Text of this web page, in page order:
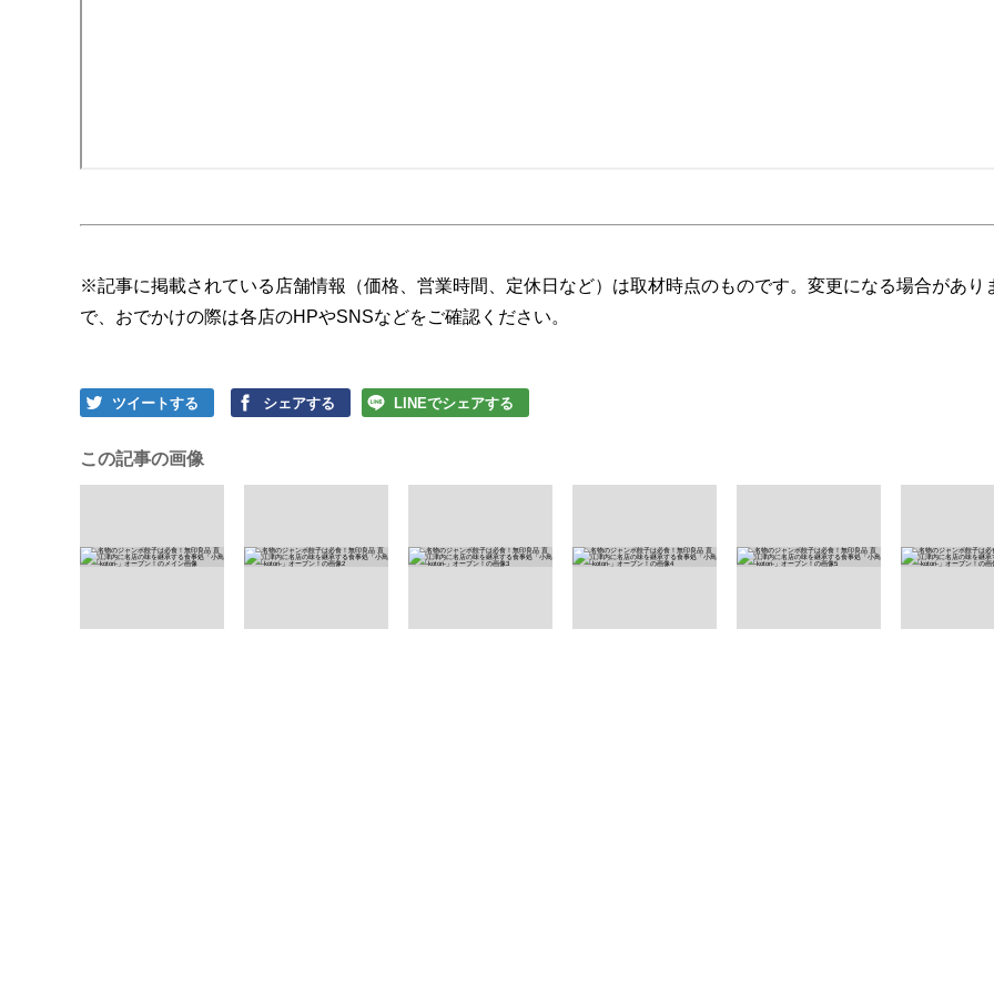
※記事に掲載されている店舗情報（価格、営業時間、定休日など）は取材時点のものです。変更になる場合があり
で、おでかけの際は各店のHPやSNSなどをご確認ください。
ツイートする シェアする LINEでシェアする
この記事の画像